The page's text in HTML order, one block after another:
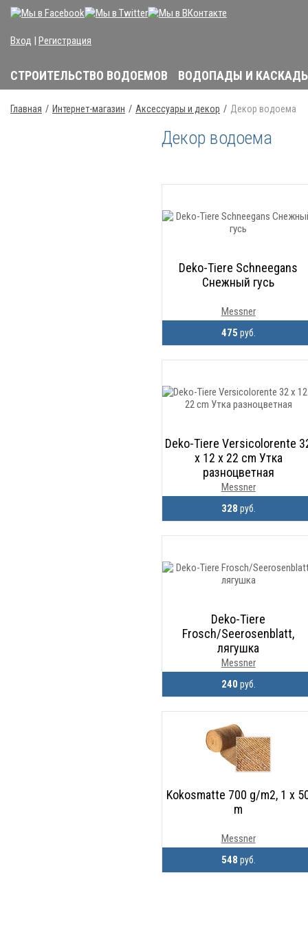
Вход | Регистрация
СТРОИТЕЛЬСТВО ВОДОЕМОВ ВОДОПАДЫ И
Главная Интернет-магазин Аксессуары и декор Декор водоема
Декор водоема
Deko-Tiere Schneegans
Снежный гусь
Messner
475 руб.
Deko-Tiere Versicolorente
x 12 x 22 cm Утка
разноцветная
Messner
328 руб.
Deko-Tiere
Frosch/Seerosenblatt,
лягушка
Messner
240 руб.
Kokosmatte 700 g/m2, 1 x
m
Messner
548 руб.